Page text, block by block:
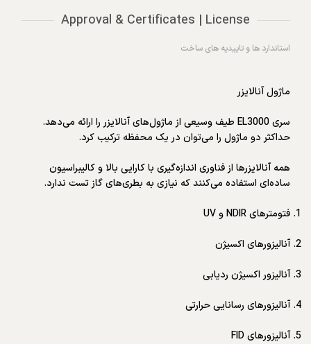
Approval & Certificates | License
استاندارد ها و تاییدیه های ساخت
ماژول آنالایزر
سری EL3000 طیف وسیعی از ماژول‌های آنالایزر را ارائه می‌دهد.
حداکثر دو ماژول را می‌توان در یک محفظه ترکیب کرد.
همه آنالایزرها از فناوری اندازه‌گیری با کارایی بالا و کالیبراسیون
ساده‌ای استفاده می‌کنند که نیازی به بطری‌های گاز تست ندارد.
فتومترهای NDIR و UV
آنالیزورهای اکسیژن
آنالیزور اکسیژن ردیابی
آنالیزورهای رسانایی حرارتی
آنالیزورهای FID